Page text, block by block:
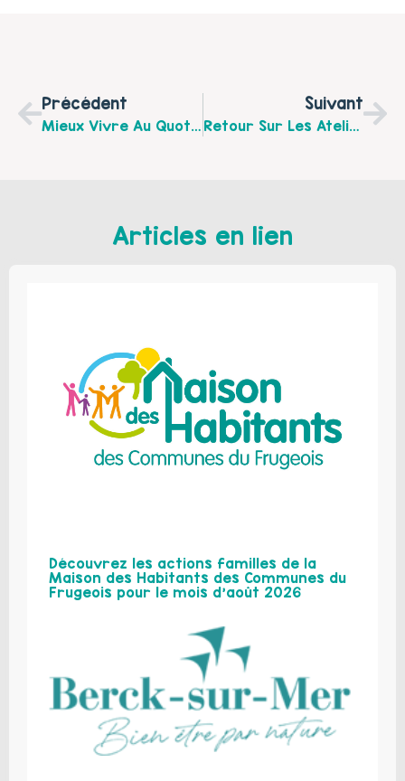
Précédent
Mieux Vivre Au Quotidien ! Une Journée Organisée Par NEURODEV Le 4 Juin 2019 À Arques
Suivant
Retour Sur Les Ateliers De Malinette Et Compagnie Au Sein De La Classe Passerelle De L’école Maternelle Condorcet De Boulogne Sur Mer
Articles en lien
Découvrez les actions familles de la
Maison des Habitants des Communes du
Frugeois pour le mois d’août 2026